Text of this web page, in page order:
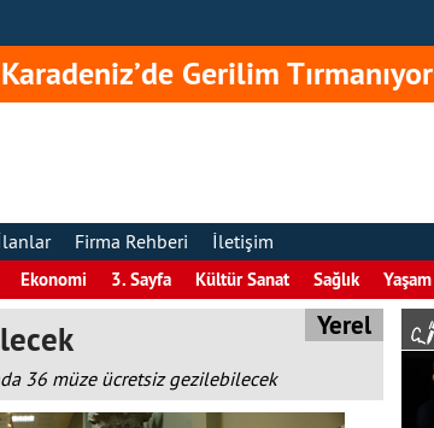
Karadeniz’de Gerilim Tırmanıyor
Firma Rehberi İletişim
Ekonomi 3. Sayfa Kültür Sanat Sağlık Yaşam
Yerel
36 müze ücretsiz gezilebilecek